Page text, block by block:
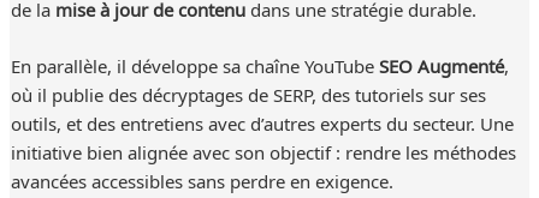
de lamise à jour de contenudans une stratégie durable.
En parallèle, il développe sa chaîne YouTubeSEO Augmenté,
où il publie des décryptages de SERP, des tutoriels sur ses
outils, et des entretiens avec d’autres experts du secteur. Une
initiative bien alignée avec son objectif : rendre les méthodes
avancées accessibles sans perdre en exigence.